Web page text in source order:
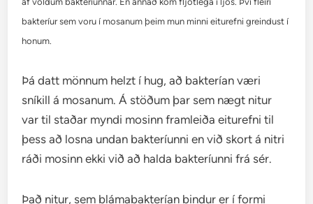
bakteríur sem voru í mosanum þeim mun minni eiturefni greindust í
honum.
Þá datt mönnum helzt í hug, að bakterían væri
sníkill á mosanum. Á stöðum þar sem nægt nitur
var til staðar myndi mosinn framleiða eiturefni til
þess að losna undan bakteríunni en við skort á nitri
ráði mosinn ekki við að halda bakteríunni frá sér.
Það nitur, sem blámabakterían bindur er í formi